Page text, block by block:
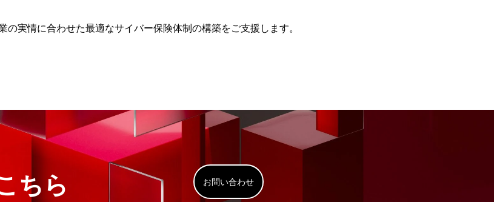
実情に合わせた最適なサイバー保険体制の構築をご支援します。
ちら お問い合わせ